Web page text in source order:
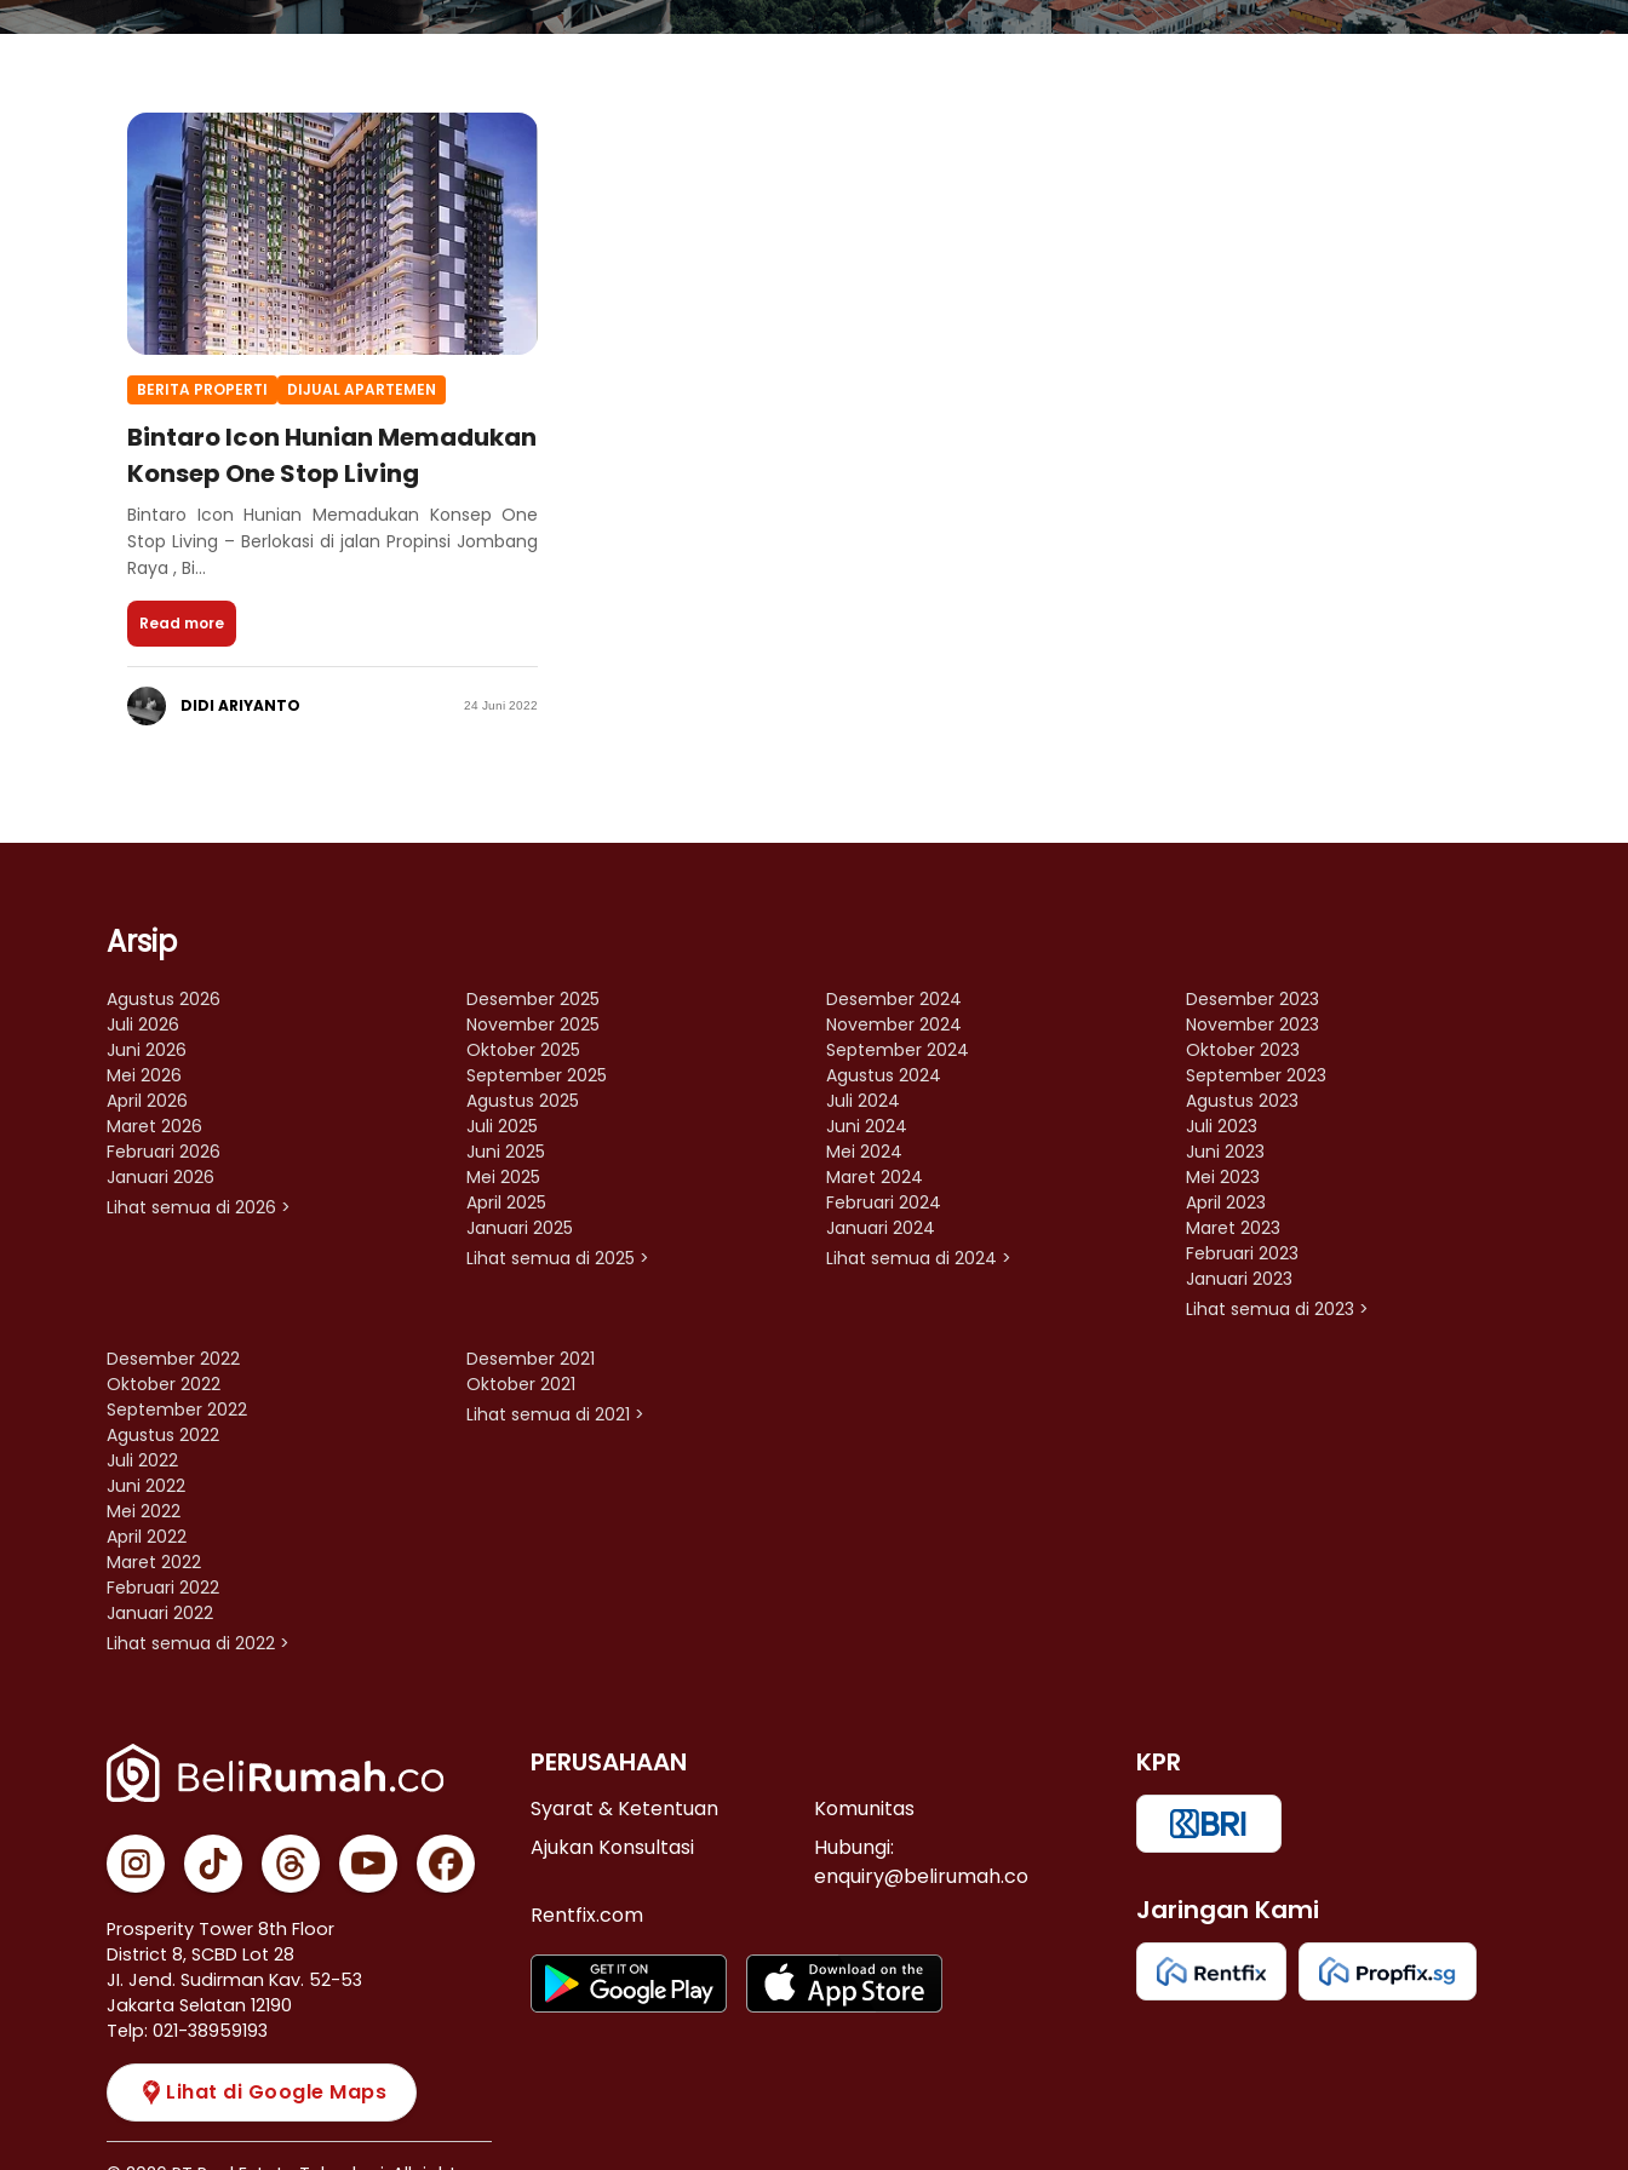
BERITA PROPERTI DIJUAL APARTEMEN
Bintaro Icon Hunian Memadukan
Konsep One Stop Living
Bintaro Icon Hunian Memadukan Konsep One
Stop Living – Berlokasi di jalan Propinsi Jombang
Raya , Bi...
Read more
DIDI ARIYANTO 24 Juni 2022
Arsip
Agustus 2026
Juli 2026
Juni 2026
Mei 2026
April 2026
Maret 2026
Februari 2026
Januari 2026
Lihat semua di 2026 >
Desember 2025
November 2025
Oktober 2025
September 2025
Agustus 2025
Juli 2025
Juni 2025
Mei 2025
April 2025
Januari 2025
Lihat semua di 2025 >
Desember 2024
November 2024
September 2024
Agustus 2024
Juli 2024
Juni 2024
Mei 2024
Maret 2024
Februari 2024
Januari 2024
Lihat semua di 2024 >
Desember 2023
November 2023
Oktober 2023
September 2023
Agustus 2023
Juli 2023
Juni 2023
Mei 2023
April 2023
Maret 2023
Februari 2023
Januari 2023
Lihat semua di 2023 >
Desember 2022
Oktober 2022
September 2022
Agustus 2022
Juli 2022
Juni 2022
Mei 2022
April 2022
Maret 2022
Februari 2022
Januari 2022
Lihat semua di 2022 >
Desember 2021
Oktober 2021
Lihat semua di 2021 >
Prosperity Tower 8th Floor
District 8, SCBD Lot 28
JI. Jend. Sudirman Kav. 52-53
Jakarta Selatan 12190
Telp: 021-38959193
Lihat di Google Maps
PERUSAHAAN
Syarat & Ketentuan
Komunitas
Ajukan Konsultasi
Hubungi:
enquiry@belirumah.co
Rentfix.com
KPR
Jaringan Kami